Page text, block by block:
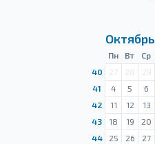
Октябрь
Пн Вт Ср
40
27 28 29
41
4 5 6
42
11 12 13
43
18 19 20
44
25 26 27